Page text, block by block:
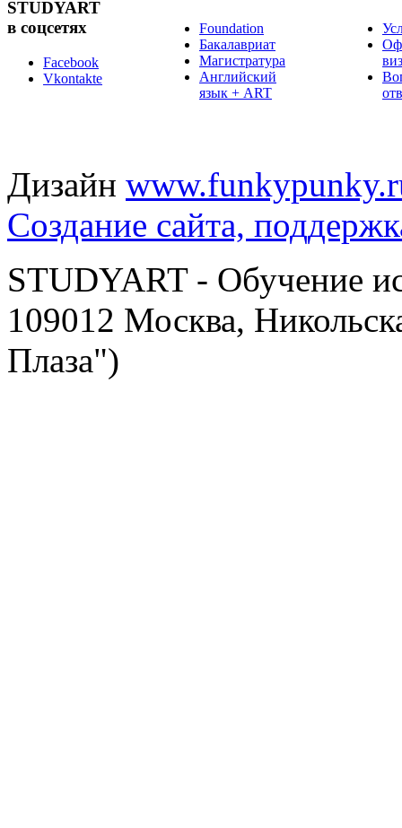
STUDYART
в соцсетях
Facebook
Vkontakte
Foundation
Бакалавриат
Магистратура
Английский
язык + ART
Дизайн
Создание сайта,
STUDYART - Обучение
109012 Москва,
Плаза")